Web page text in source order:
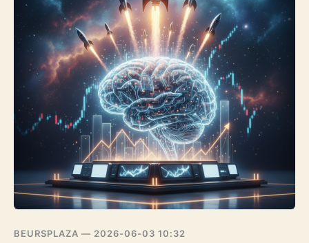
BEURSPLAZA — 2026-06-03 10:32